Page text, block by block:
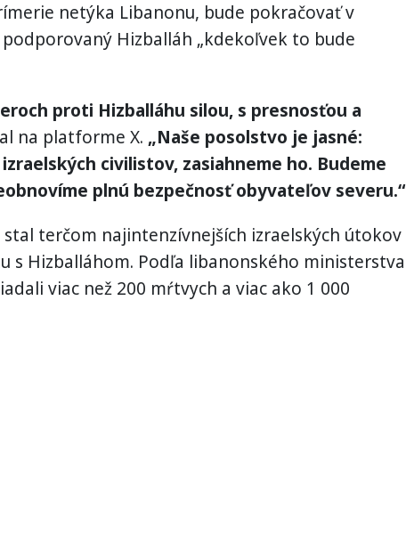
netýka Libanonu, bude pokračovať v
Hizballáh „kdekoľvek to bude
proti Hizballáhu silou, s presnosťou a
na platforme X. „Naše posolstvo je jasné:
civilistov, zasiahneme ho. Budeme
plnú bezpečnosť obyvateľov severu.“
stal terčom najintenzívnejších izraelských útokov
s Hizballáhom. Podľa libanonského ministerstva
viac než 200 mŕtvych a viac ako 1 000